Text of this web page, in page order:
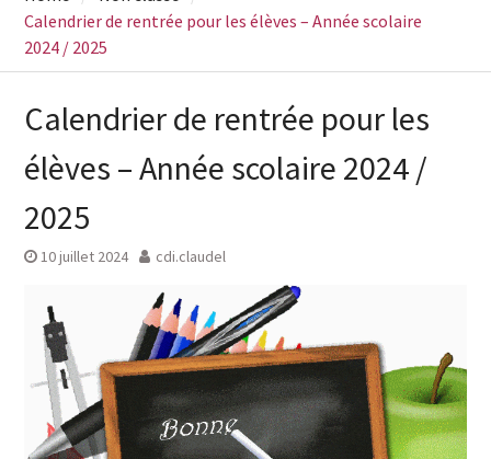
Calendrier de rentrée pour les élèves – Année scolaire
2024 / 2025
Calendrier de rentrée pour les
élèves – Année scolaire 2024 /
2025
10 juillet 2024 cdi.claudel